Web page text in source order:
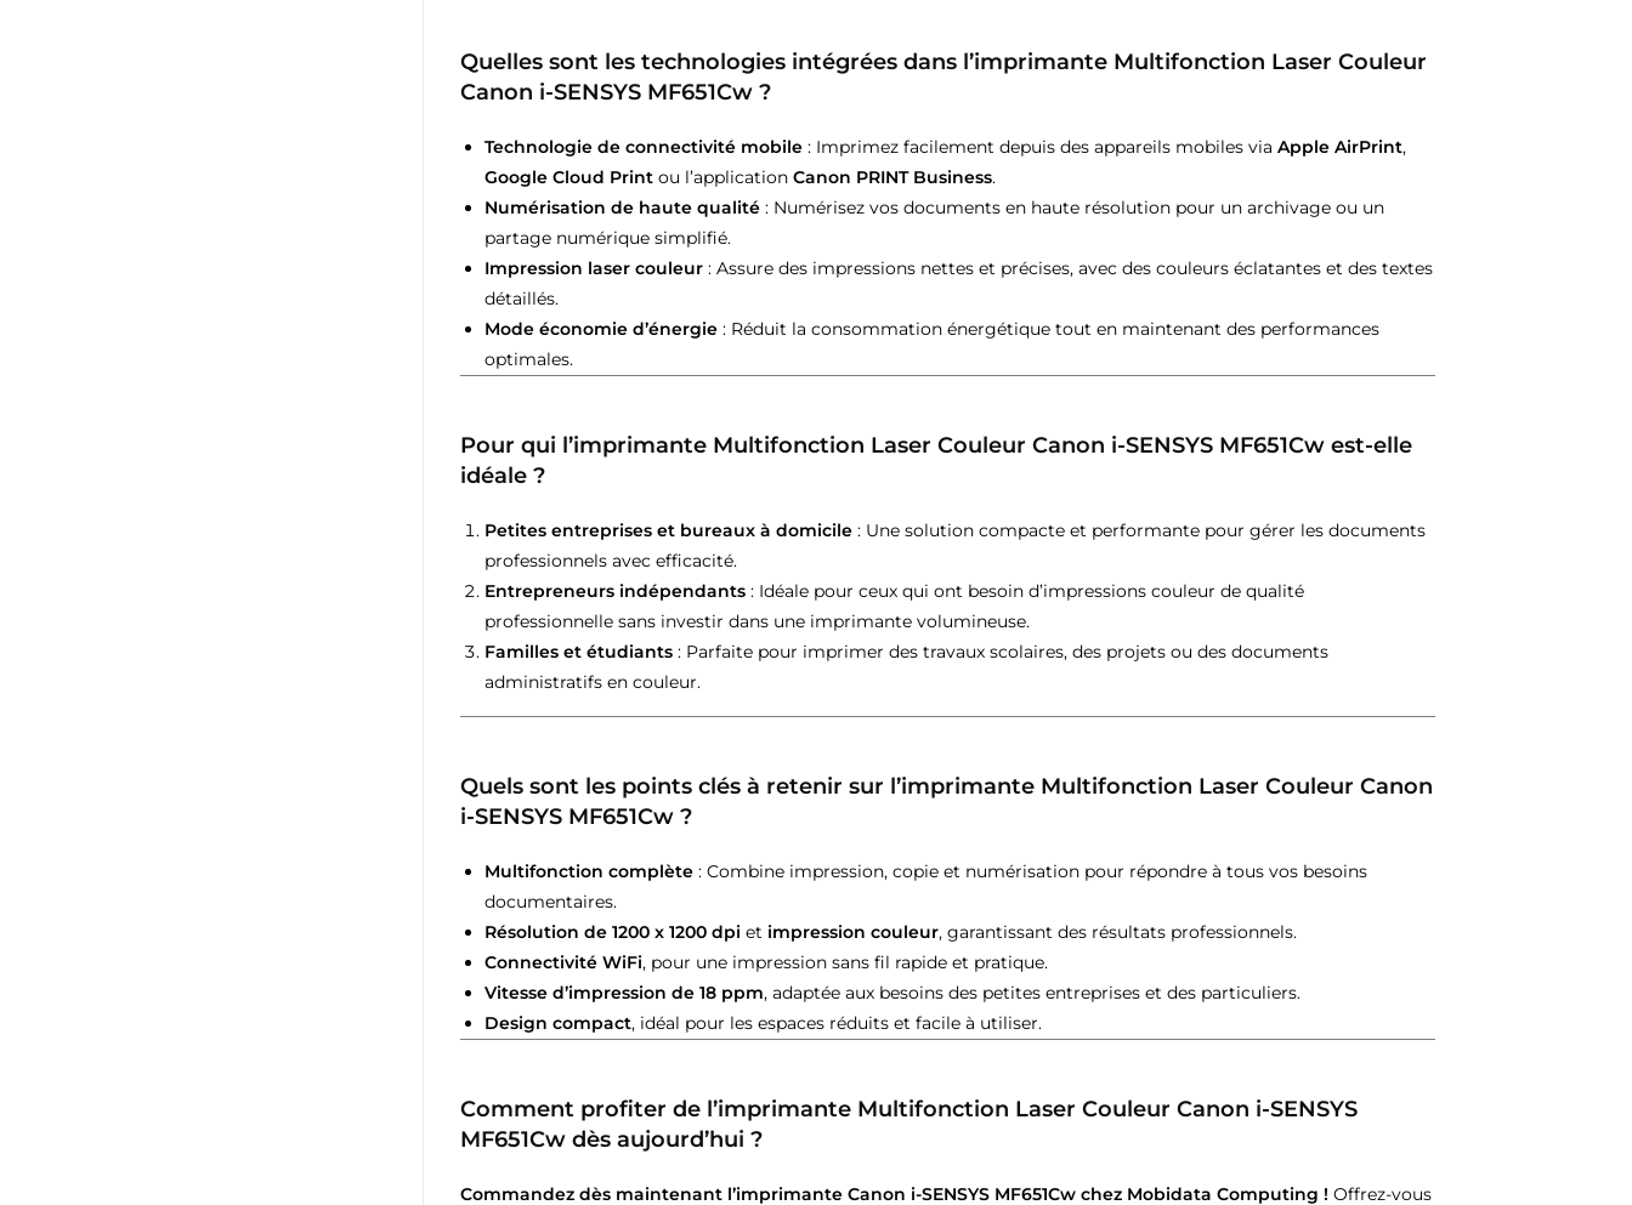
Quelles sont les technologies intégrées dans l’imprimante Multifonction Laser Couleur
Canon i-SENSYS MF651Cw ?
Technologie de connectivité mobile : Imprimez facilement depuis des appareils mobiles via Apple AirPrint,
Google Cloud Print ou l’application Canon PRINT Business.
Numérisation de haute qualité : Numérisez vos documents en haute résolution pour un archivage ou un
partage numérique simplifié.
Impression laser couleur : Assure des impressions nettes et précises, avec des couleurs éclatantes et des textes
détaillés.
Mode économie d’énergie : Réduit la consommation énergétique tout en maintenant des performances
optimales.
Pour qui l’imprimante Multifonction Laser Couleur Canon i-SENSYS MF651Cw est-elle
idéale ?
Petites entreprises et bureaux à domicile : Une solution compacte et performante pour gérer les documents
professionnels avec efficacité.
Entrepreneurs indépendants : Idéale pour ceux qui ont besoin d’impressions couleur de qualité
professionnelle sans investir dans une imprimante volumineuse.
Familles et étudiants : Parfaite pour imprimer des travaux scolaires, des projets ou des documents
administratifs en couleur.
Quels sont les points clés à retenir sur l’imprimante Multifonction Laser Couleur Canon
i-SENSYS MF651Cw ?
Multifonction complète : Combine impression, copie et numérisation pour répondre à tous vos besoins
documentaires.
Résolution de 1200 x 1200 dpi et impression couleur, garantissant des résultats professionnels.
Connectivité WiFi, pour une impression sans fil rapide et pratique.
Vitesse d’impression de 18 ppm, adaptée aux besoins des petites entreprises et des particuliers.
Design compact, idéal pour les espaces réduits et facile à utiliser.
Comment profiter de l’imprimante Multifonction Laser Couleur Canon i-SENSYS
MF651Cw dès aujourd’hui ?
Commandez dès maintenant l’imprimante Canon i-SENSYS MF651Cw chez Mobidata Computing ! Offrez-vous